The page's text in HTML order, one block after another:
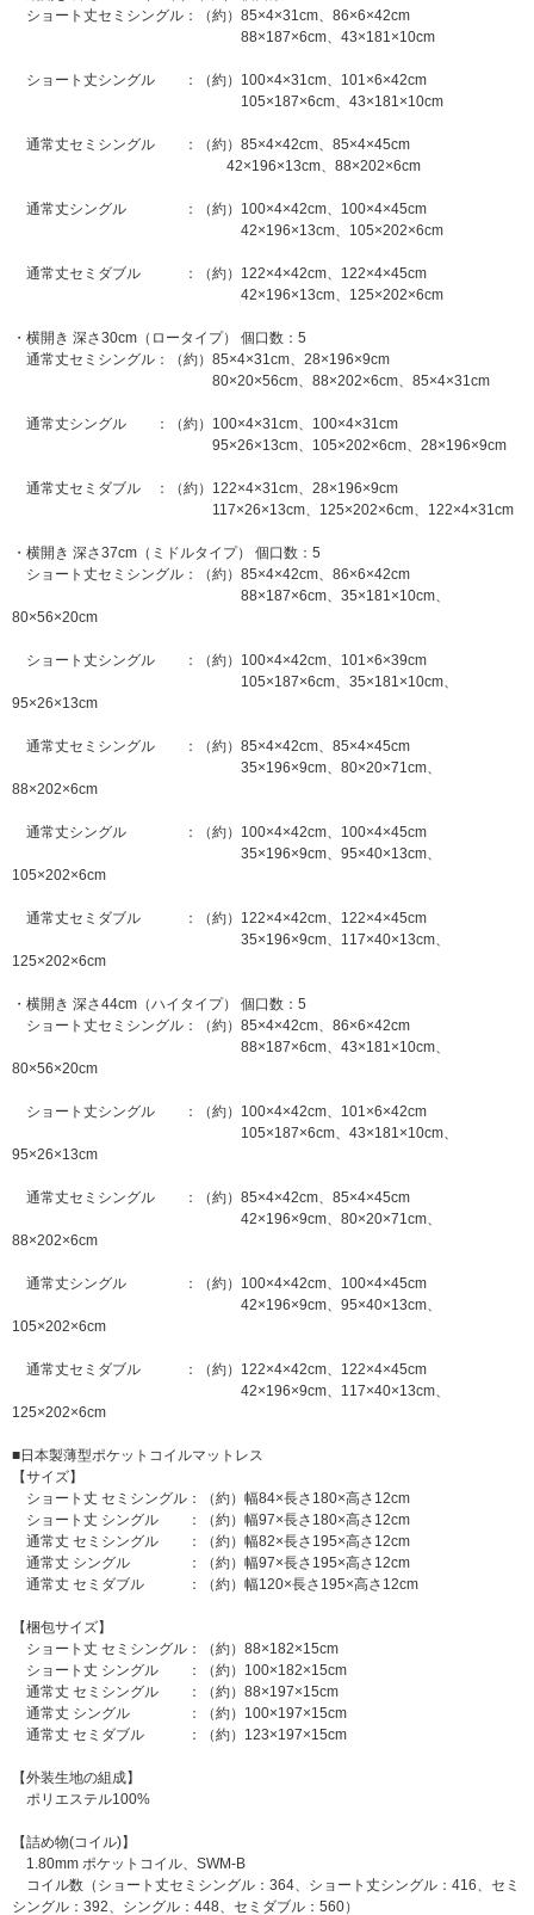
ショート丈セミシングル：（約）85×4×31cm、86×6×42cm
88×187×6cm、43×181×10cm
ショート丈シングル ：（約）100×4×31cm、101×6×42cm
105×187×6cm、43×181×10cm
通常丈セミシングル ：（約）85×4×42cm、85×4×45cm
42×196×13cm、88×202×6cm
通常丈シングル ：（約）100×4×42cm、100×4×45cm
42×196×13cm、105×202×6cm
通常丈セミダブル ：（約）122×4×42cm、122×4×45cm
42×196×13cm、125×202×6cm
・横開き 深さ30cm（ロータイプ） 個口数：5
通常丈セミシングル：（約）85×4×31cm、28×196×9cm
80×20×56cm、88×202×6cm、85×4×31cm
通常丈シングル ：（約）100×4×31cm、100×4×31cm
95×26×13cm、105×202×6cm、28×196×9cm
通常丈セミダブル ：（約）122×4×31cm、28×196×9cm
117×26×13cm、125×202×6cm、122×4×31cm
・横開き 深さ37cm（ミドルタイプ） 個口数：5
ショート丈セミシングル：（約）85×4×42cm、86×6×42cm
88×187×6cm、35×181×10cm、
80×56×20cm
ショート丈シングル ：（約）100×4×42cm、101×6×39cm
105×187×6cm、35×181×10cm、
95×26×13cm
通常丈セミシングル ：（約）85×4×42cm、85×4×45cm
35×196×9cm、80×20×71cm、
88×202×6cm
通常丈シングル ：（約）100×4×42cm、100×4×45cm
35×196×9cm、95×40×13cm、
105×202×6cm
通常丈セミダブル ：（約）122×4×42cm、122×4×45cm
35×196×9cm、117×40×13cm、
125×202×6cm
・横開き 深さ44cm（ハイタイプ） 個口数：5
ショート丈セミシングル：（約）85×4×42cm、86×6×42cm
88×187×6cm、43×181×10cm、
80×56×20cm
ショート丈シングル ：（約）100×4×42cm、101×6×42cm
105×187×6cm、43×181×10cm、
95×26×13cm
通常丈セミシングル ：（約）85×4×42cm、85×4×45cm
42×196×9cm、80×20×71cm、
88×202×6cm
通常丈シングル ：（約）100×4×42cm、100×4×45cm
42×196×9cm、95×40×13cm、
105×202×6cm
通常丈セミダブル ：（約）122×4×42cm、122×4×45cm
42×196×9cm、117×40×13cm、
125×202×6cm
■日本製薄型ポケットコイルマットレス
【サイズ】
ショート丈 セミシングル：（約）幅84×長さ180×高さ12cm
ショート丈 シングル ：（約）幅97×長さ180×高さ12cm
通常丈 セミシングル ：（約）幅82×長さ195×高さ12cm
通常丈 シングル ：（約）幅97×長さ195×高さ12cm
通常丈 セミダブル ：（約）幅120×長さ195×高さ12cm
【梱包サイズ】
ショート丈 セミシングル：（約）88×182×15cm
ショート丈 シングル ：（約）100×182×15cm
通常丈 セミシングル ：（約）88×197×15cm
通常丈 シングル ：（約）100×197×15cm
通常丈 セミダブル ：（約）123×197×15cm
【外装生地の組成】
ポリエステル100%
【詰め物(コイル)】
1.80mm ポケットコイル、SWM-B
コイル数（ショート丈セミシングル：364、ショート丈シングル：416、セミ
シングル：392、シングル：448、セミダブル：560）